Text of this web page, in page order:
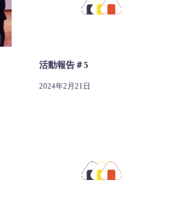
活動報告＃5
2024年2月21日